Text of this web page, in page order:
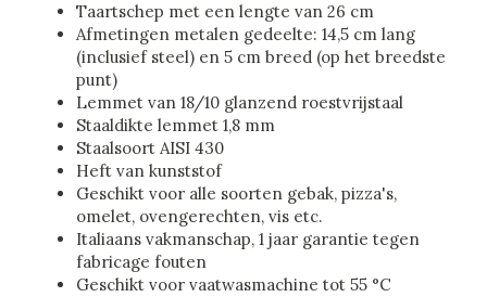
Taartschep met een lengte van 26 cm
Afmetingen metalen gedeelte: 14,5 cm lang
(inclusief steel) en 5 cm breed (op het breedste
punt)
Lemmet van 18/10 glanzend roestvrijstaal
Staaldikte lemmet 1,8 mm
Staalsoort AISI 430
Heft van kunststof
Geschikt voor alle soorten gebak, pizza's,
omelet, ovengerechten, vis etc.
Italiaans vakmanschap, 1 jaar garantie tegen
fabricage fouten
Geschikt voor vaatwasmachine tot 55 °C